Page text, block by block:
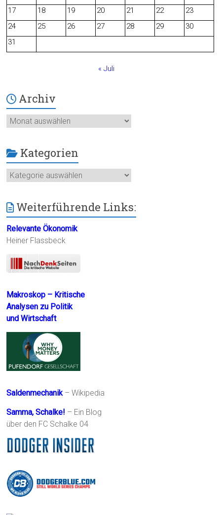
17
18 19 20 21 22
23
24
25 26 27 28 29
30
31
« Juli
Archiv
Archiv
Kategorien
Kategorien
Weiterführende Links:
Relevante Ökonomik
Heiner Flassbeck
Makroskop – Kritische
Analysen zu Politik
und Wirtschaft
Saldenmechanik– Wikipedia
Samma, Schalke! – Ein Blog
über den FC Schalke 04